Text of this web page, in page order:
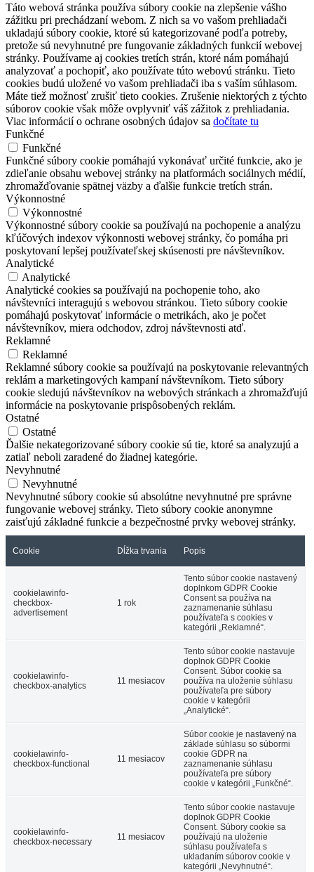
Táto webová stránka používa súbory cookie na zlepšenie vášho
zážitku pri prechádzaní webom. Z nich sa vo vašom prehliadači
ukladajú súbory cookie, ktoré sú kategorizované podľa potreby,
pretože sú nevyhnutné pre fungovanie základných funkcií webovej
stránky. Používame aj cookies tretích strán, ktoré nám pomáhajú
analyzovať a pochopiť, ako používate túto webovú stránku. Tieto
cookies budú uložené vo vašom prehliadači iba s vaším súhlasom.
Máte tiež možnosť zrušiť tieto cookies. Zrušenie niektorých z týchto
súborov cookie však môže ovplyvniť váš zážitok z prehliadania.
Viac informácií o ochrane osobných údajov sa dočítate tu
Funkčné
Funkčné
Funkčné súbory cookie pomáhajú vykonávať určité funkcie, ako je
zdieľanie obsahu webovej stránky na platformách sociálnych médií,
zhromažďovanie spätnej väzby a ďalšie funkcie tretích strán.
Výkonnostné
Výkonnostné
Výkonnostné súbory cookie sa používajú na pochopenie a analýzu
kľúčových indexov výkonnosti webovej stránky, čo pomáha pri
poskytovaní lepšej používateľskej skúsenosti pre návštevníkov.
Analytické
Analytické
Analytické cookies sa používajú na pochopenie toho, ako
návštevníci interagujú s webovou stránkou. Tieto súbory cookie
pomáhajú poskytovať informácie o metrikách, ako je počet
návštevníkov, miera odchodov, zdroj návštevnosti atď.
Reklamné
Reklamné
Reklamné súbory cookie sa používajú na poskytovanie relevantných
reklám a marketingových kampaní návštevníkom. Tieto súbory
cookie sledujú návštevníkov na webových stránkach a zhromažďujú
informácie na poskytovanie prispôsobených reklám.
Ostatné
Ostatné
Ďalšie nekategorizované súbory cookie sú tie, ktoré sa analyzujú a
zatiaľ neboli zaradené do žiadnej kategórie.
Nevyhnutné
Nevyhnutné
Nevyhnutné súbory cookie sú absolútne nevyhnutné pre správne
fungovanie webovej stránky. Tieto súbory cookie anonymne
zaisťujú základné funkcie a bezpečnostné prvky webovej stránky.
Cookie Dĺžka trvania Popis
cookielawinfo-
checkbox-
advertisement
1 rok
Tento súbor cookie nastavený
doplnkom GDPR Cookie
Consent sa používa na
zaznamenanie súhlasu
používateľa s cookies v
kategórii „Reklamné“.
cookielawinfo-
checkbox-analytics
11 mesiacov
Tento súbor cookie nastavuje
doplnok GDPR Cookie
Consent. Súbor cookie sa
používa na uloženie súhlasu
používateľa pre súbory
cookie v kategórii
„Analytické“.
cookielawinfo-
checkbox-functional
11 mesiacov
Súbor cookie je nastavený na
základe súhlasu so súbormi
cookie GDPR na
zaznamenanie súhlasu
používateľa pre súbory
cookie v kategórii „Funkčné“.
cookielawinfo-
checkbox-necessary
11 mesiacov
Tento súbor cookie nastavuje
doplnok GDPR Cookie
Consent. Súbory cookie sa
používajú na uloženie
súhlasu používateľa s
ukladaním súborov cookie v
kategórii „Nevyhnutné“.